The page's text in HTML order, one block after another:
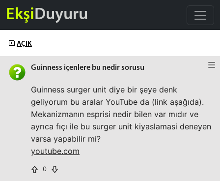
EkşiDuyuru
AÇIK
Guinness içenlere bu nedir sorusu
Guinness surger unit diye bir şeye denk
geliyorum bu aralar YouTube da (link aşağıda).
Mekanizmanın esprisi nedir bilen var mıdır ve
ayrıca fıçı ile bu surger unit kiyaslamasi deneyen
varsa yapabilir mi?
youtube.com
0